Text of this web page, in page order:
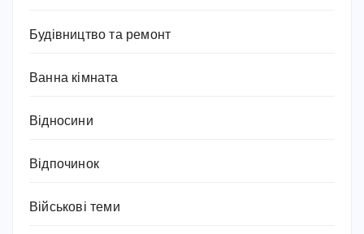
Будівництво та ремонт
Ванна кімната
Відносини
Відпочинок
Військові теми